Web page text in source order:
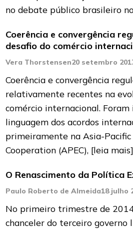
no debate público brasileiro
Coerência e convergência
desafio do comércio
Vera Thorstensen20 setembro
Coerência e convergência
relativamente recentes na
comércio internacional.
linguagem dos acordos
primeiramente na Asia-Pacific
Cooperation (APEC), [leia mais]
O Renascimento da Política
Paulo Roberto de Almeida18 julho
No primeiro trimestre de
chanceler do terceiro governo